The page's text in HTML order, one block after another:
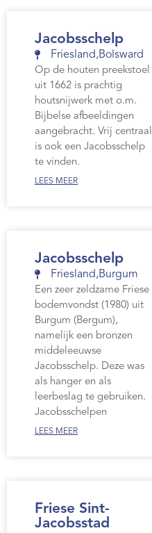
Jacobsschelp
Friesland,Bolsward
Op de houten preekstoel
uit 1662 is prachtig
houtsnijwerk met o.m.
Bijbelse afbeeldingen
aangebracht. Vrij centraal
is ook een Jacobsschelp
te vinden.
LEES MEER
Jacobsschelp
Friesland,Burgum
Een zeer zeldzame Friese
bodemvondst (1980) uit
Burgum (Bergum),
namelijk een bronzen
middeleeuwse
Jacobsschelp. Deze was
als hanger en als
leerbeslag te gebruiken.
Jacobsschelpen
LEES MEER
Friese Sint-
Jacobsstad